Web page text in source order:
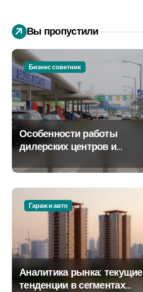
Вы пропустили
Бизнес советник
Особенности работы
дилерских центров и
крупных проспектах
Гараж и авто
Аналитика рынка: текущие
тенденции в сегментах